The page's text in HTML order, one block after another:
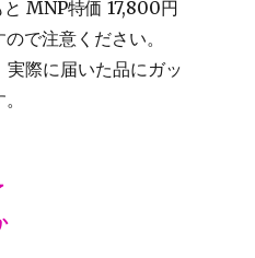
MNP特価 17,800円
で注意ください。
際に届いた品にガッ